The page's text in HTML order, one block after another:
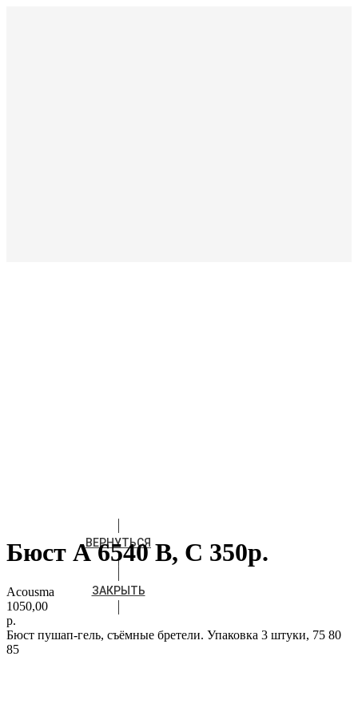
ВЕРНУТЬСЯ
ЗАКРЫТЬ
Бюст А 6540 В, С 350р.
Acousma
1050,00
р.
Бюст пушап-гель, cъёмные бретели. Упаковка 3 штуки, 75 80
85